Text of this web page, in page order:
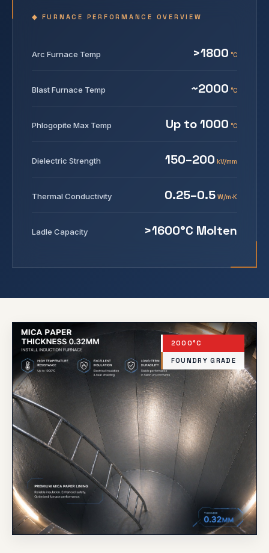
◆ FURNACE PERFORMANCE OVERVIEW
Arc Furnace Temp >1800 °C
Blast Furnace Temp ~2000 °C
Phlogopite Max Temp Up to 1000 °C
Dielectric Strength 150–200 kV/mm
Thermal Conductivity 0.25–0.5 W/m·K
Ladle Capacity >1600°C Molten
2000°C
FOUNDRY GRADE